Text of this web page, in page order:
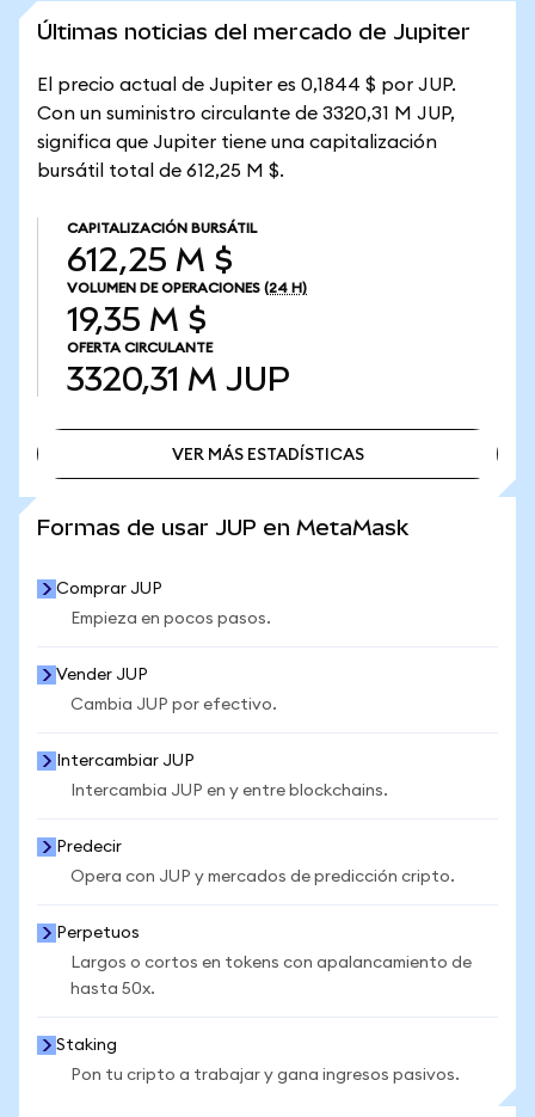
Últimas noticias del mercado de Jupiter
El precio actual de Jupiter es 0,1844 $ por JUP.
Con un suministro circulante de 3320,31 M JUP,
significa que Jupiter tiene una capitalización
bursátil total de 612,25 M $.
CAPITALIZACIÓN BURSÁTIL
612,25 M $
VOLUMEN DE OPERACIONES (24 H)
19,35 M $
OFERTA CIRCULANTE
3320,31 M JUP
VER MÁS ESTADÍSTICAS
Formas de usar JUP en MetaMask
Comprar JUP
Empieza en pocos pasos.
Vender JUP
Cambia JUP por efectivo.
Intercambiar JUP
Intercambia JUP en y entre blockchains.
Predecir
Opera con JUP y mercados de predicción cripto.
Perpetuos
Largos o cortos en tokens con apalancamiento de
hasta 50x.
Staking
Pon tu cripto a trabajar y gana ingresos pasivos.